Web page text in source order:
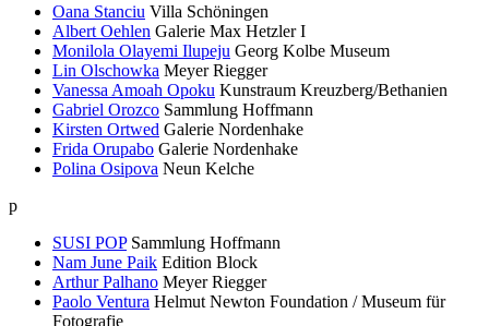
Oana Stanciu Villa Schöningen
Albert Oehlen Galerie Max Hetzler I
Monilola Olayemi Ilupeju Georg Kolbe Museum
Lin Olschowka Meyer Riegger
Vanessa Amoah Opoku Kunstraum Kreuzberg/Bethanien
Gabriel Orozco Sammlung Hoffmann
Kirsten Ortwed Galerie Nordenhake
Frida Orupabo Galerie Nordenhake
Polina Osipova Neun Kelche
p
SUSI POP Sammlung Hoffmann
Nam June Paik Edition Block
Arthur Palhano Meyer Riegger
Paolo Ventura Helmut Newton Foundation / Museum für
Fotografie